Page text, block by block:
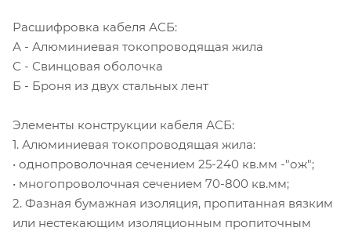
Расшифровка кабеля АСБ:
А - Алюминиевая токопроводящая жила
С - Свинцовая оболочка
Б - Броня из двух стальных лент
Элементы конструкции кабеля АСБ:
1. Алюминиевая токопроводящая жила:
• однопроволочная сечением 25-240 кв.мм -"ож";
• многопроволочная сечением 70-800 кв.мм;
2. Фазная бумажная изоляция, пропитанная вязким
или нестекающим изоляционным пропиточным